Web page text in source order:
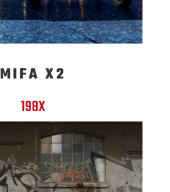
MIFA X2
198X